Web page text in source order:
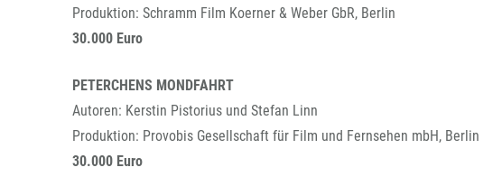
Produktion: Schramm Film Koerner & Weber GbR, Berlin
30.000 Euro
PETERCHENS MONDFAHRT
Autoren: Kerstin Pistorius und Stefan Linn
Produktion: Provobis Gesellschaft für Film und Fernsehen mbH, Berlin
30.000 Euro